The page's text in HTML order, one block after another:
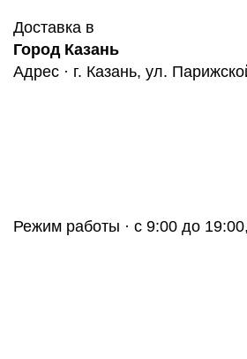
Доставка в
Город Казань
Адрес · г. Казань, ул.
Режим работы · с 9:00 до